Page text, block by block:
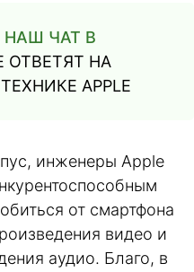
ЧАТ В
ОТВЕТЯТ НА
APPLE
инженеры Apple
от смартфона
видео и
аудио. Благо, в